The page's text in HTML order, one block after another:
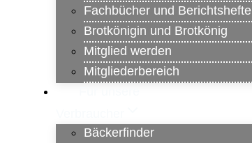
Fachbücher und Berichtshefte
Brotkönigin und Brotkönig
Mitglied werden
Mitgliederbereich
Bäckerfinder